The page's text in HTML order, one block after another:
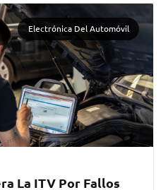
Electrónica Del Automóvil
La ITV Por Fallos